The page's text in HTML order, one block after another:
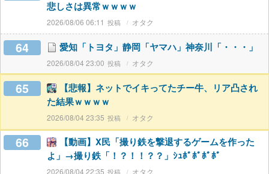
悲しさは異常ｗｗｗｗ
2026/08/06 06:11 オタク
64 愛知「トヨタ」静岡「ヤマハ」神奈川「・・・」
2026/08/04 23:00 オタク
65
【悲報】ネットでイキってたチー牛、リア凸され
た結果ｗｗｗｗ
2026/08/04 23:35 オタク
66
【動画】X民「撮り鉄を撃退するゲームを作った
よ」→撮り鉄「！？！！？？」ｼｭﾎﾟﾎﾟﾎﾟﾎﾟ
2026/08/04 22:35 オタク